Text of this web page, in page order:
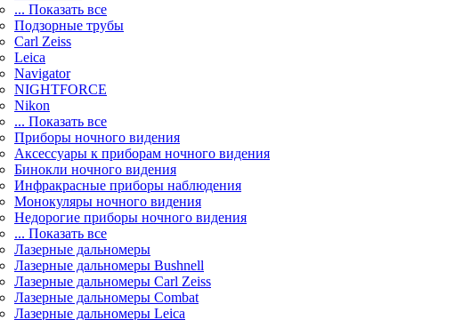
... Показать все
Подзорные трубы
Carl Zeiss
Leica
Navigator
NIGHTFORCE
Nikon
... Показать все
Приборы ночного видения
Аксессуары к приборам ночного видения
Бинокли ночного видения
Инфракрасные приборы наблюдения
Монокуляры ночного видения
Недорогие приборы ночного видения
... Показать все
Лазерные дальномеры
Лазерные дальномеры Bushnell
Лазерные дальномеры Carl Zeiss
Лазерные дальномеры Combat
Лазерные дальномеры Leica